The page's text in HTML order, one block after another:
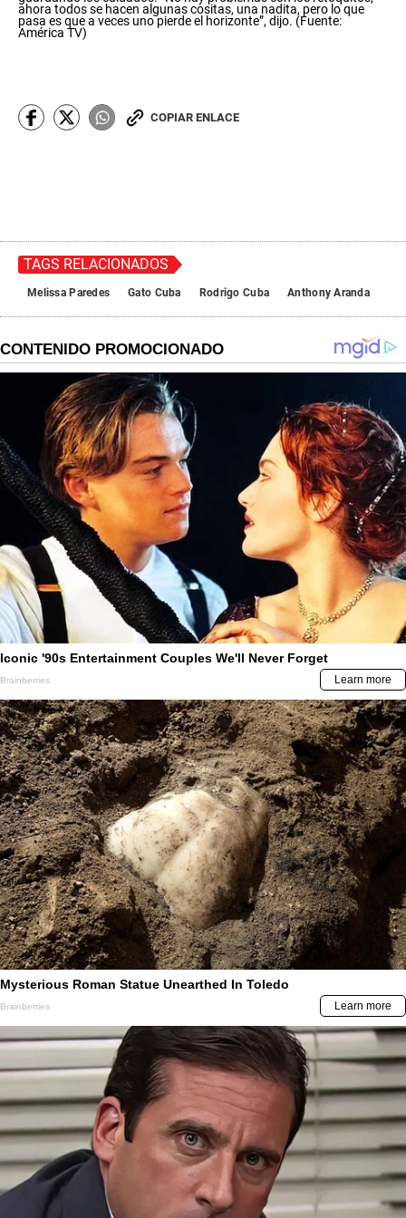
c
o
n
0
s
ahora todos se hacen algunas cositas, una nadita, pero lo que
pasa es que a veces uno pierde el horizonte”, dijo. (Fuente:
América TV)
COPIAR ENLACE
TAGS RELACIONADOS
Melissa Paredes Gato Cuba Rodrigo Cuba Anthony Aranda